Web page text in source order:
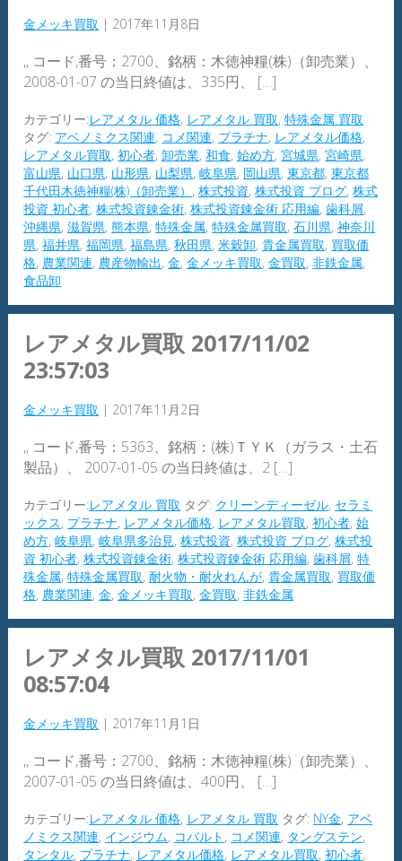
金メッキ買取 | 2017年11月8日
,, コード,番号：2700、銘柄：木徳神糧(株)（卸売業）、
2008-01-07 の当日終値は、335円、 […]
カテゴリー:レアメタル 価格, レアメタル 買取,特殊金属 買取
タグ: アベノミクス関連, コメ関連, プラチナ, レアメタル価格,
レアメタル買取,初心者,卸売業,和食,始め方,宮城県,宮崎県,
富山県, 山口県, 山形県, 山梨県,岐阜県, 岡山県,東京都,東京都
千代田木徳神糧(株)（卸売業） ,株式投資,株式投資 ブログ,株式
投資 初心者,株式投資錬金術,株式投資錬金術 応用編,歯科屑,
沖縄県,滋賀県,熊本県,特殊金属,特殊金属買取,石川県,神奈川
県,福井県,福岡県,福島県,秋田県,米穀卸,貴金属買取, 買取価
格, 農業関連, 農産物輸出,金,金メッキ買取,金買取,非鉄金属,
食品卸
レアメタル買取 2017/11/02
23:57:03
金メッキ買取 | 2017年11月2日
,, コード,番号：5363、銘柄：(株)ＴＹＫ（ガラス・土石
製品）、 2007-01-05 の当日終値は、2 […]
カテゴリー:レアメタル 買取 タグ: クリーンディーゼル, セラミ
ックス, プラチナ, レアメタル価格, レアメタル買取,初心者,始
め方,岐阜県,岐阜県多治見,株式投資,株式投資 ブログ,株式投
資 初心者,株式投資錬金術,株式投資錬金術 応用編,歯科屑,特
殊金属,特殊金属買取,耐火物・耐火れんが,貴金属買取, 買取価
格, 農業関連,金,金メッキ買取,金買取,非鉄金属
レアメタル買取 2017/11/01
08:57:04
金メッキ買取 | 2017年11月1日
,, コード,番号：2700、銘柄：木徳神糧(株)（卸売業）、
2007-01-05 の当日終値は、400円、 […]
カテゴリー:レアメタル 価格, レアメタル 買取 タグ: NY金, アベ
ノミクス関連, インジウム, コバルト , コメ関連, タングステン,
タンタル, プラチナ, レアメタル価格, レアメタル買取,初心者,